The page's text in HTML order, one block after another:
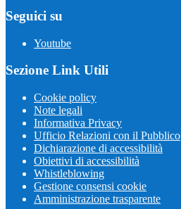
Seguici su
Youtube
Sezione Link Utili
Cookie policy
Note legali
Informativa Privacy
Ufficio Relazioni con il Pubblico
Dichiarazione di accessibilità
Obiettivi di accessibilità
Whistleblowing
Gestione consensi cookie
Amministrazione trasparente